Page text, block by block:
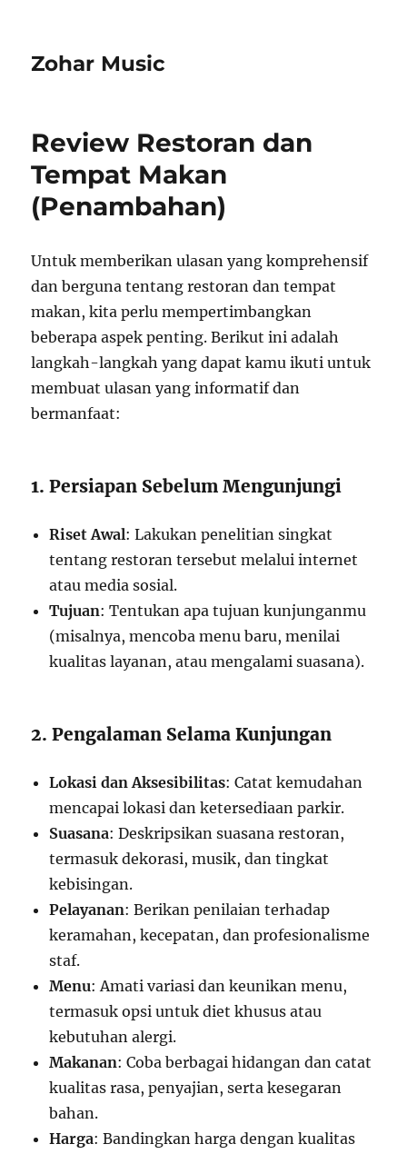
Zohar Music
Review Restoran dan
Tempat Makan
(Penambahan)
Untuk memberikan ulasan yang komprehensif
dan berguna tentang restoran dan tempat
makan, kita perlu mempertimbangkan
beberapa aspek penting. Berikut ini adalah
langkah-langkah yang dapat kamu ikuti untuk
membuat ulasan yang informatif dan
bermanfaat:
1. Persiapan Sebelum Mengunjungi
Riset Awal: Lakukan penelitian singkat
tentang restoran tersebut melalui internet
atau media sosial.
Tujuan: Tentukan apa tujuan kunjunganmu
(misalnya, mencoba menu baru, menilai
kualitas layanan, atau mengalami suasana).
2. Pengalaman Selama Kunjungan
Lokasi dan Aksesibilitas: Catat kemudahan
mencapai lokasi dan ketersediaan parkir.
Suasana: Deskripsikan suasana restoran,
termasuk dekorasi, musik, dan tingkat
kebisingan.
Pelayanan: Berikan penilaian terhadap
keramahan, kecepatan, dan profesionalisme
staf.
Menu: Amati variasi dan keunikan menu,
termasuk opsi untuk diet khusus atau
kebutuhan alergi.
Makanan: Coba berbagai hidangan dan catat
kualitas rasa, penyajian, serta kesegaran
bahan.
Harga: Bandingkan harga dengan kualitas